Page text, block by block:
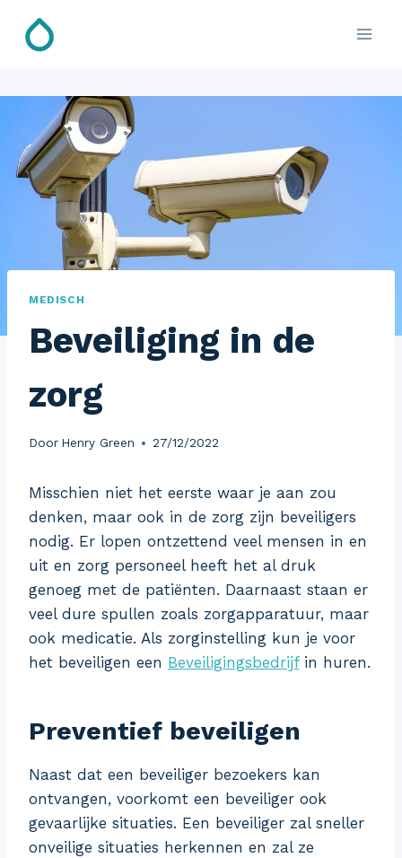
naar
MEDISCH
Beveiliging in de
zorg
Door Henry Green 27/12/2022
Misschien niet het eerste waar je aan zou
denken, maar ook in de zorg zijn beveiligers
nodig. Er lopen ontzettend veel mensen in en
uit en zorg personeel heeft het al druk
genoeg met de patiënten. Daarnaast staan er
veel dure spullen zoals zorgapparatuur, maar
ook medicatie. Als zorginstelling kun je voor
het beveiligen een Beveiligingsbedrijfin huren.
Preventief beveiligen
Naast dat een beveiliger bezoekers kan
ontvangen, voorkomt een beveiliger ook
gevaarlijke situaties. Een beveiliger zal sneller
onveilige situaties herkennen en zal ze